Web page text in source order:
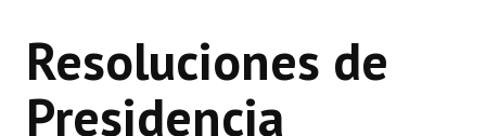
CONCEJO
Bloques Políticos
Resoluciones de
Presidencia